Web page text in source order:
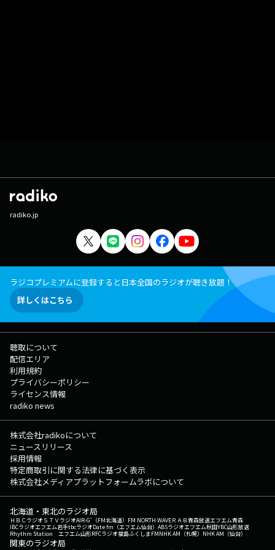
radiko.jp
ラジコプレミアムに登録すると日本全国のラジオが聴き放題！
詳しくはこちら
聴取について
配信エリア
利用規約
プライバシーポリシー
ライセンス情報
radiko news
株式会社radikoについて
ニュースリリース
採用情報
特定商取引に関する法律に基づく表示
株式会社メディアプラットフォームラボについて
北海道・東北のラジオ局
ＨＢＣラジオＳＴＶラジオAIR-G'（FM北海道） FM NORTH WAVEＲＡＢ青森放送エフエム青森
IBCラジオエフエム岩手tbcラジオDate fm（エフエム仙台） ABSラジオエフエム秋田YBC山形放送
Rhythm Station エフエム山形RFCラジオ福島ふくしまFMNHK AM（札幌） NHK AM（仙台）
関東のラジオ局